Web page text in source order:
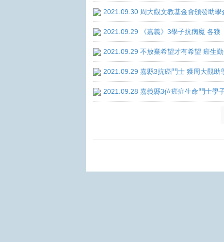
2021.09.30 周大觀文教基金會頒發助
2021.09.29 《嘉義》3學子抗病魔 各獲
2021.09.29 不放棄希望才有希望 癌生
2021.09.29 嘉縣3抗癌鬥士 獲周大觀助
2021.09.28 嘉義縣3位癌症生命鬥士學